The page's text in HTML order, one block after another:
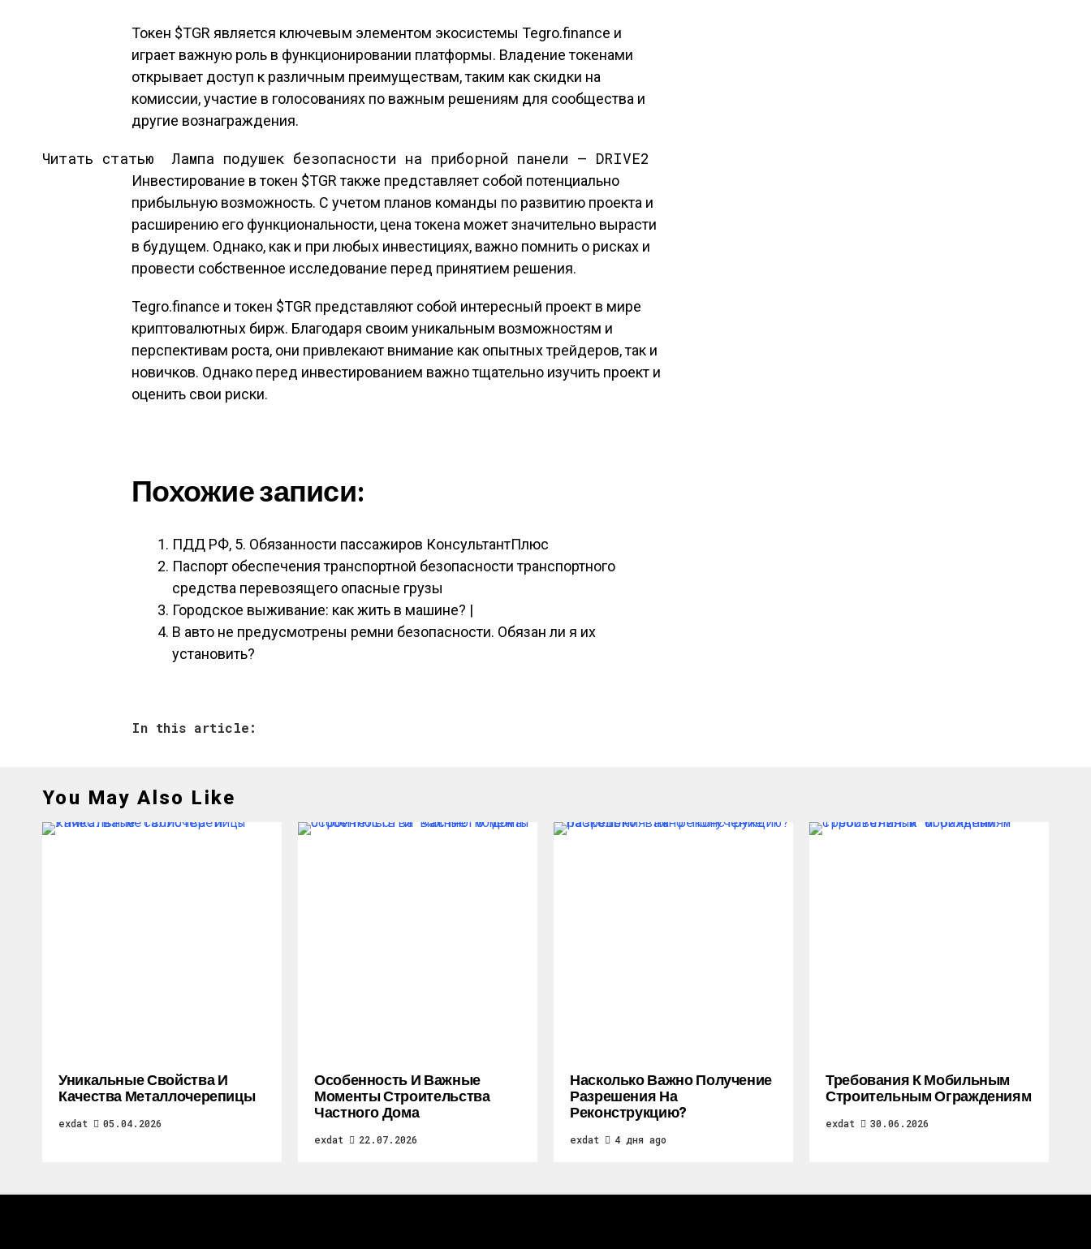
Токен $TGR является ключевым элементом экосистемы Tegro.finance и
играет важную роль в функционировании платформы. Владение токенами
открывает доступ к различным преимуществам, таким как скидки на
комиссии, участие в голосованиях по важным решениям для сообщества и
другие вознаграждения.
Читать статью Лампа подушек безопасности на приборной панели — DRIVE2
Инвестирование в токен $TGR также представляет собой потенциально
прибыльную возможность. С учетом планов команды по развитию проекта и
расширению его функциональности, цена токена может значительно вырасти
в будущем. Однако, как и при любых инвестициях, важно помнить о рисках и
провести собственное исследование перед принятием решения.
Tegro.finance и токен $TGR представляют собой интересный проект в мире
криптовалютных бирж. Благодаря своим уникальным возможностям и
перспективам роста, они привлекают внимание как опытных трейдеров, так и
новичков. Однако перед инвестированием важно тщательно изучить проект и
оценить свои риски.
Похожие записи:
ПДД РФ, 5. Обязанности пассажиров КонсультантПлюс
Паспорт обеспечения транспортной безопасности транспортного
средства перевозящего опасные грузы
Городское выживание: как жить в машине? |
В авто не предусмотрены ремни безопасности. Обязан ли я их
установить?
In this article:
You May Also Like
Уникальные Свойства И
Качества Металлочерепицы
exdat 05.04.2026
Особенность И Важные
Моменты Строительства
Частного Дома
exdat 22.07.2026
Насколько Важно Получение
Разрешения На
Реконструкцию?
exdat 4 дня ago
Требования К Мобильным
Строительным Ограждениям
exdat 30.06.2026